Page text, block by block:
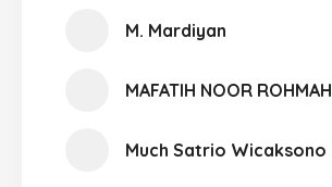
M. Mardiyan
MAFATIH NOOR ROHMAH
Much Satrio Wicaksono